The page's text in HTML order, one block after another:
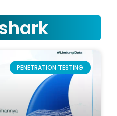
PENETRATION TESTING